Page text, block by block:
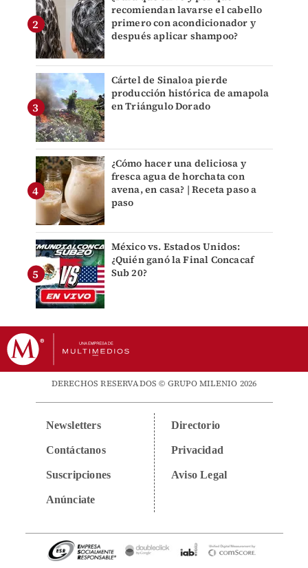
recomiendan lavarse el cabello
primero con acondicionador y
después aplicar shampoo?
Cártel de Sinaloa pierde
producción histórica de amapola
en Triángulo Dorado
¿Cómo hacer una deliciosa y
fresca agua de horchata con
avena, en casa? | Receta paso a
paso
México vs. Estados Unidos:
¿Quién ganó la Final Concacaf
Sub 20?
DERECHOS RESERVADOS © GRUPO MILENIO 2026
Newsletters
Contáctanos
Suscripciones
Anúnciate
Directorio
Privacidad
Aviso Legal